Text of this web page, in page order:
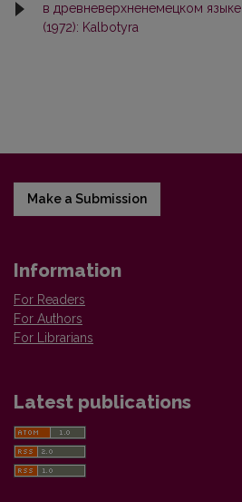
в древневерхненемецком языке
(1972): Kalbotyra
Make a Submission
Information
For Readers
For Authors
For Librarians
Latest publications